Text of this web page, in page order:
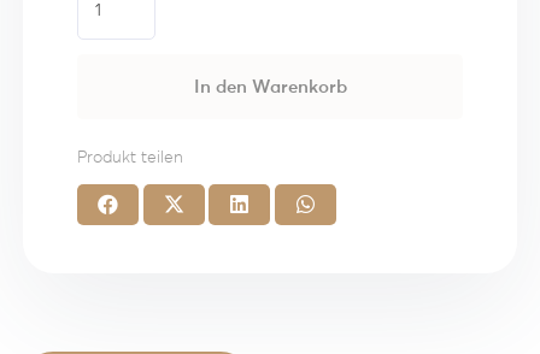
In den Warenkorb
Produkt teilen